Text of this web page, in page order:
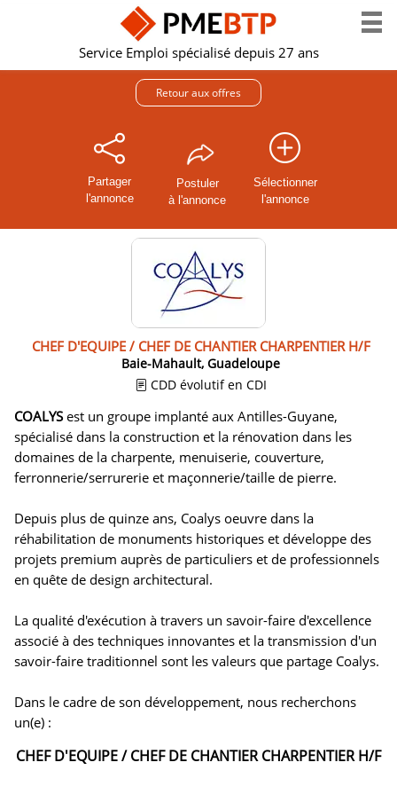
Service Emploi spécialisé depuis 27 ans
Retour aux offres
Partager
l'annonce
Postuler
à l'annonce
Sélectionner
l'annonce
CHEF D'EQUIPE / CHEF DE CHANTIER CHARPENTIER H/F
Baie-Mahault, Guadeloupe
CDD évolutif en CDI
COALYSest un groupe implanté aux Antilles-Guyane,
spécialisé dans la construction et la rénovation dans les
domaines de la charpente, menuiserie, couverture,
ferronnerie/serrurerie et maçonnerie/taille de pierre.
Depuis plus de quinze ans, Coalys oeuvre dans la
réhabilitation de monuments historiques et développe des
projets premium auprès de particuliers et de professionnels
en quête de design architectural.
La qualité d'exécution à travers un savoir-faire d'excellence
associé à des techniques innovantes et la transmission d'un
savoir-faire traditionnel sont les valeurs que partage Coalys.
Dans le cadre de son développement, nous recherchons
un(e) :
CHEF D'EQUIPE / CHEF DE CHANTIER CHARPENTIER H/F